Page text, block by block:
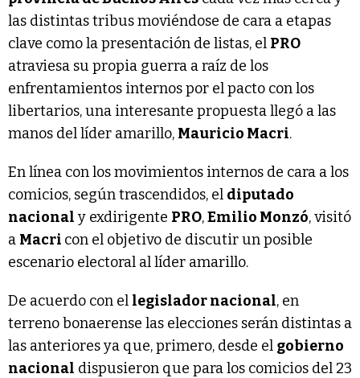
las distintas tribus moviéndose de cara a etapas
clave como la presentación de listas, el PRO
atraviesa su propia guerra a raíz de los
enfrentamientos internos por el pacto con los
libertarios, una interesante propuesta llegó a las
manos del líder amarillo, Mauricio Macri.
En línea con los movimientos internos de cara a los
comicios, según trascendidos, el diputado
nacional y exdirigente PRO,Emilio Monzó, visitó
a Macri con el objetivo de discutir un posible
escenario electoral al líder amarillo.
De acuerdo con el legislador nacional, en
terreno bonaerense las elecciones serán distintas a
las anteriores ya que, primero, desde el gobierno
nacional dispusieron que para los comicios del 23